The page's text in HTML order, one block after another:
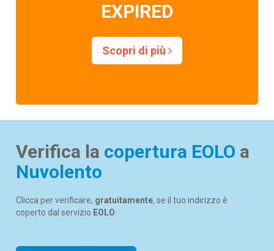
EXPIRED
Scopri di più
Verifica la copertura EOLO a
Nuvolento
Clicca per verificare, gratuitamente, se il tuo indirizzo è
coperto dal servizio EOLO